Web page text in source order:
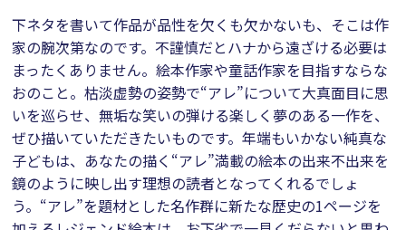
下ネタを書いて作品が品性を欠くも欠かないも、そこは作
家の腕次第なのです。不謹慎だとハナから遠ざける必要は
まったくありません。絵本作家や童話作家を目指すならな
おのこと。枯淡虚勢の姿勢で“アレ”について大真面目に思
いを巡らせ、無垢な笑いの弾ける楽しく夢のある一作を、
ぜひ描いていただきたいものです。年端もいかない純真な
子どもは、あなたの描く“アレ”満載の絵本の出来不出来を
鏡のように映し出す理想の読者となってくれるでしょ
う。“アレ”を題材とした名作群に新たな歴史の1ページを